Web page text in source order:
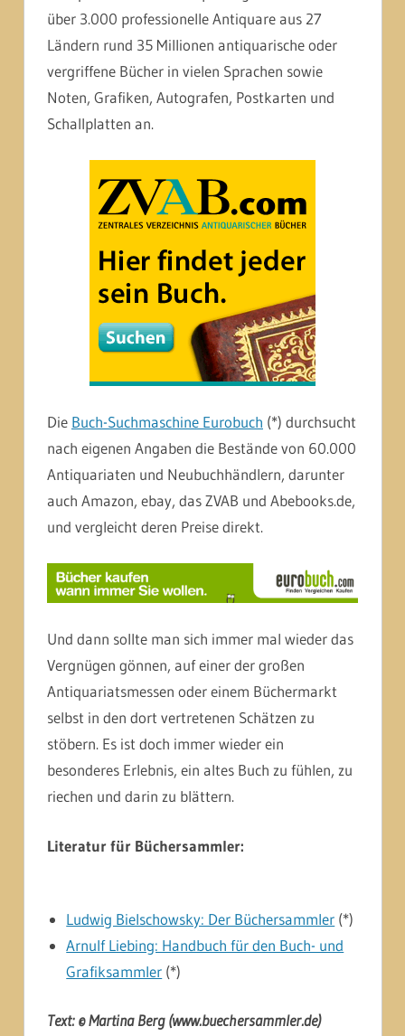
über 3.000 professionelle Antiquare aus 27
Ländern rund 35 Millionen antiquarische oder
vergriffene Bücher in vielen Sprachen sowie
Noten, Grafiken, Autografen, Postkarten und
Schallplatten an.
Die Buch-Suchmaschine Eurobuch (*) durchsucht
nach eigenen Angaben die Bestände von 60.000
Antiquariaten und Neubuchhändlern, darunter
auch Amazon, ebay, das ZVAB und Abebooks.de,
und vergleicht deren Preise direkt.
Und dann sollte man sich immer mal wieder das
Vergnügen gönnen, auf einer der großen
Antiquariatsmessen oder einem Büchermarkt
selbst in den dort vertretenen Schätzen zu
stöbern. Es ist doch immer wieder ein
besonderes Erlebnis, ein altes Buch zu fühlen, zu
riechen und darin zu blättern.
Literatur für Büchersammler:
Ludwig Bielschowsky: Der Büchersammler (*)
Arnulf Liebing: Handbuch für den Buch- und
Grafiksammler (*)
Text: © Martina Berg (www.buechersammler.de)